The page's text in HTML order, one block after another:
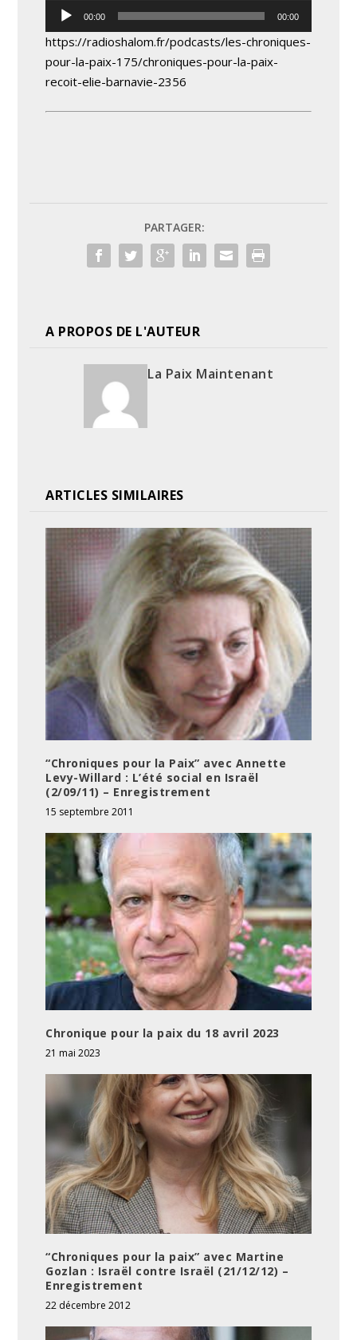
Lecteur
audio
00:00 00:00
https://radioshalom.fr/podcasts/les-chroniques-
pour-la-paix-175/chroniques-pour-la-paix-
recoit-elie-barnavie-2356
PARTAGER:
A PROPOS DE L'AUTEUR
La Paix Maintenant
ARTICLES SIMILAIRES
“Chroniques pour la Paix” avec Annette
Levy-Willard : L’été social en Israël
(2/09/11) – Enregistrement
15 septembre 2011
Chronique pour la paix du 18 avril 2023
21 mai 2023
“Chroniques pour la paix” avec Martine
Gozlan : Israël contre Israël (21/12/12) –
Enregistrement
22 décembre 2012